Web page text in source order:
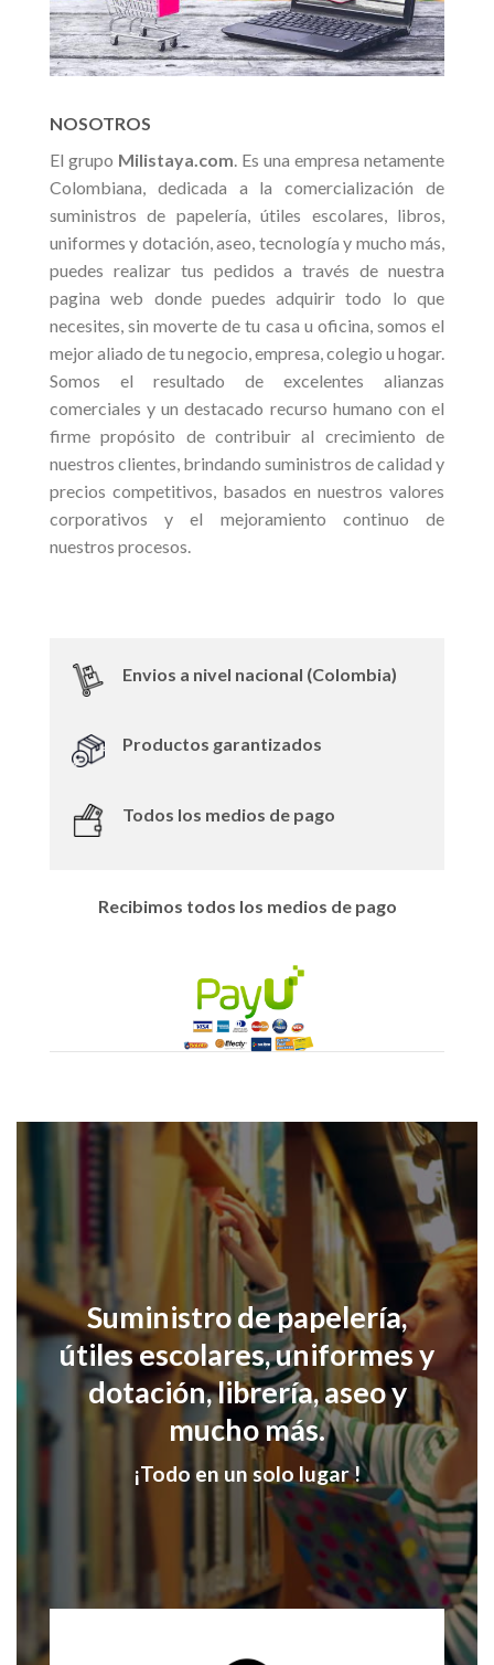
NOSOTROS
El grupo Milistaya.com. Es una empresa netamente
Colombiana, dedicada a la comercialización de
suministros de papelería, útiles escolares, libros,
uniformes y dotación, aseo, tecnología y mucho más,
puedes realizar tus pedidos a través de nuestra
pagina web donde puedes adquirir todo lo que
necesites, sin moverte de tu casa u oficina, somos el
mejor aliado de tu negocio, empresa, colegio u hogar.
Somos el resultado de excelentes alianzas
comerciales y un destacado recurso humano con el
firme propósito de contribuir al crecimiento de
nuestros clientes, brindando suministros de calidad y
precios competitivos, basados en nuestros valores
corporativos y el mejoramiento continuo de
nuestros procesos.
Envios a nivel nacional (Colombia)
Productos garantizados
Todos los medios de pago
Recibimos todos los medios de pago
Suministro de papelería,
útiles escolares, uniformes y
dotación, librería, aseo y
mucho más.
¡Todo en un solo lugar !